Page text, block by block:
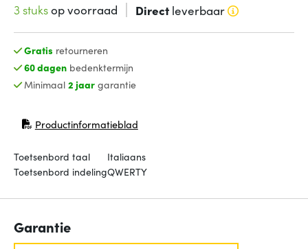
3 stuksop voorraad Directleverbaar
Gratis retourneren
60 dagenbedenktermijn
Minimaal 2 jaargarantie
Productinformatieblad
(opent in nieuw venster)
Toetsenbord taal
Italiaans
Toetsenbord indelingQWERTY
Garantie